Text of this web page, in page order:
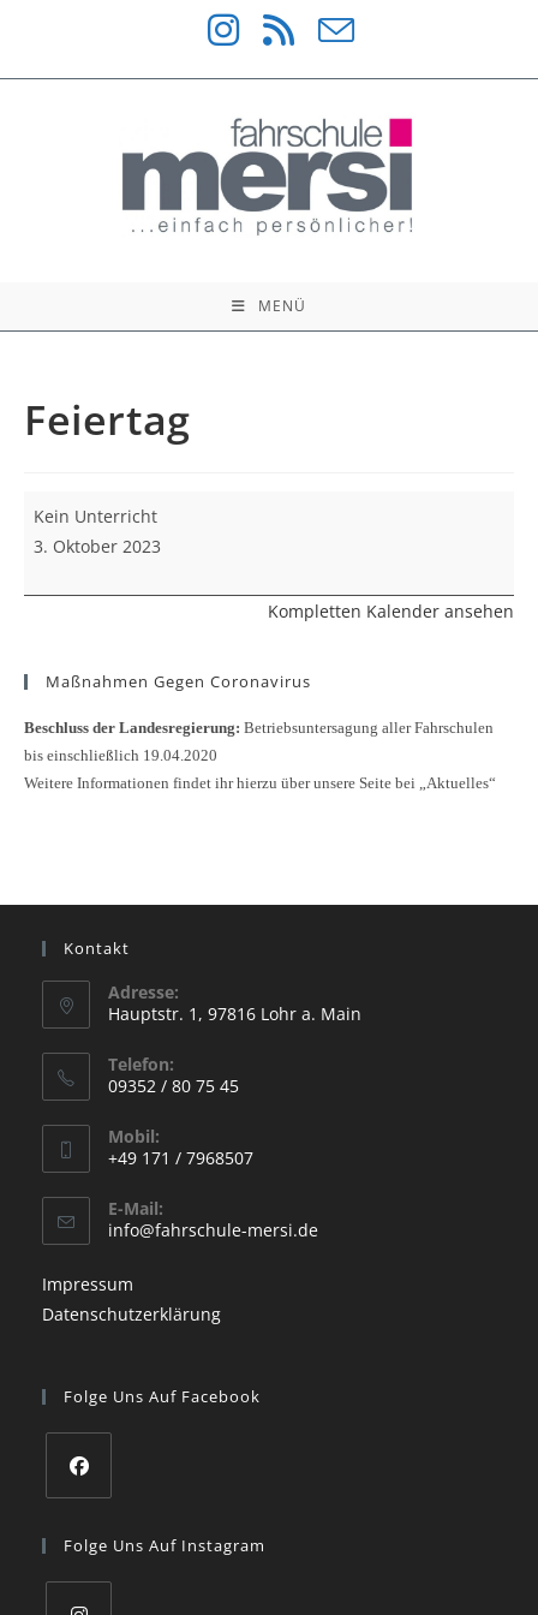
springen
MENÜ
Feiertag
Feiertag
Kein Unterricht
3. Oktober 2023
Kompletten Kalender ansehen
Maßnahmen Gegen Coronavirus
Beschluss der Landesregierung: Betriebsuntersagung aller Fahrschulen
bis einschließlich 19.04.2020
Weitere Informationen findet ihr hierzu über unsere Seite bei „Aktuelles“
Kontakt
Adresse:
Hauptstr. 1, 97816 Lohr a. Main
in
a
new
tab
Telefon:
09352 / 80 75 45
in
your
application
Mobil:
+49 171 / 7968507
in
your
E-Mail:
info@fahrschule-mersi.deOpens
Impressum
Datenschutzerklärung
Folge Uns Auf Facebook
in
new
Folge Uns Auf Instagram